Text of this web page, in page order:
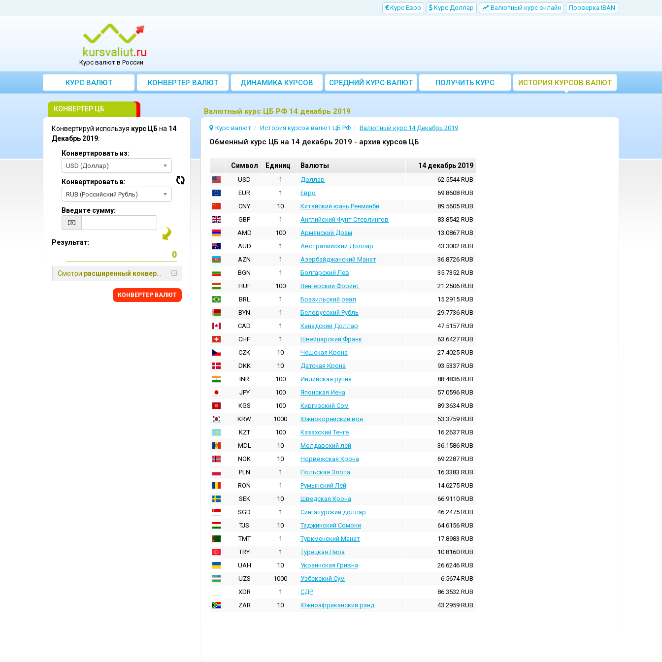
Kурс Евро Kурс Доллар Bалютный курс онлайн Проверка IBAN
Курс валют в России
КУРС ВАЛЮТ КОНВЕРТЕР ВАЛЮТ ДИНАМИКА КУРСОВ
CРЕДНИЙ КУРС ВАЛЮТ
ЗА МЕСЯЦ
ПОЛУЧИТЬ КУРС
ВАЛЮТ ЦБ
ИСТОРИЯ КУРСОВ ВАЛЮТ
ЦБ РФ
Bалютный курс ЦБ РФ 14 декабрь 2019
Курс валют История курсов валют ЦБ РФ Валютный курс 14 Декабрь 2019
Oбменный курс ЦБ на 14 декабрь 2019 - архив курсов ЦБ
Cимвол Единиц Валюты 14 декабрь 2019
USD 1 Доллар 62.5544RUB
EUR
1 Евро 69.8608 RUB
CNY
10 Китайский юань Ренминби 89.5605 RUB
GBP
1 Английский Фунт Стерлингов 83.8542 RUB
AMD
100 Армянский Драм 13.0867 RUB
AUD
1 Австралийский Доллар 43.3002 RUB
AZN
1 Азербайджанский Манат 36.8726 RUB
BGN
1 Болгарский Лев 35.7352 RUB
HUF
100 Венгерский Форинт 21.2506 RUB
BRL
1 Бразильский реал 15.2915 RUB
BYN
1 Белорусский Рубль 29.7736 RUB
CAD
1 Канадский Доллар 47.5157 RUB
CHF
1 Швейцарский Франк 63.6427 RUB
CZK
10 Чешская Крона 27.4025 RUB
DKK
10 Датская Крона 93.5337 RUB
INR
100 Индийская pупия 88.4836 RUB
JPY
100 Японская Иена 57.0596 RUB
KGS
100 Киргизский Сом 89.3634RUB
KRW
1000 Южнокорейский вон 53.3759 RUB
KZT
100 Казахский Тенге 16.2637 RUB
MDL
10 Молдавский лей 36.1586 RUB
NOK
10 Норвежская Крона 69.2287 RUB
PLN
1 Польская Злота 16.3383 RUB
RON
1 Румынский Лей 14.6275 RUB
SEK
10 Шведская Крона 66.9110 RUB
SGD
1 Сингапурский доллар 46.2475 RUB
TJS
10 Таджикский Сомони 64.6156 RUB
TMT
1 Туркменский Манат 17.8983 RUB
TRY
1 Турецкая Лира 10.8160 RUB
UAH
10 Украинская Гривна 26.6246 RUB
UZS
1000 Узбекский Сум 6.5674RUB
XDR
1 СДР 86.3532 RUB
ZAR
10 Южноафриканский рэнд 43.2959 RUB
КОНВЕРТЕР ЦБ
Конвертируй используя курс ЦБ на 14
Декабрь 2019:
Конвертировать из:
USD (Доллар)
Конвертировать в:
RUB (Российский Рубль)
Введите сумму:
Результат:
Смотри расширенный конвертер
КОНВЕРТЕР ВАЛЮТ